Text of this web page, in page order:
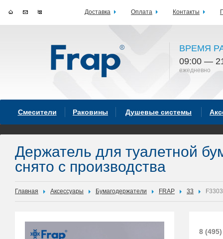
ВРЕМЯ
09:00 —
ежедневно
Смесители Раковины Душевые системы
Держатель для туалетной
снято с производства
Главная Аксессуары Бумагодержатели FRAP 33
8 (495)
Доставка Оплата Контакты